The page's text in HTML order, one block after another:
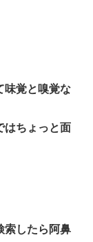
味覚と嗅覚な
はちょっと面
索したら阿鼻